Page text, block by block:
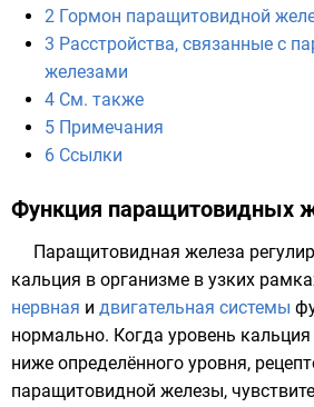
2 Гормон паращитовидной
3 Расстройства, связанные с
железами
4 См. также
5 Примечания
6 Ссылки
Функция паращитовидных
Паращитовидная железа
кальция в организме в узких
нервная и двигательная системы
нормально. Когда уровень кальция
ниже определённого уровня,
паращитовидной железы,